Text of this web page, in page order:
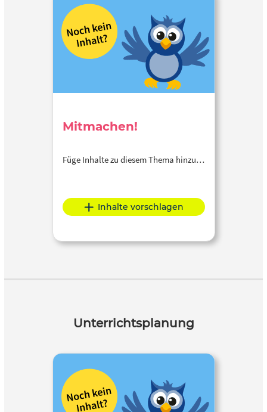
Mitmachen!
Füge Inhalte zu diesem Thema hinzu…
Inhalte vorschlagen
Unterrichtsplanung